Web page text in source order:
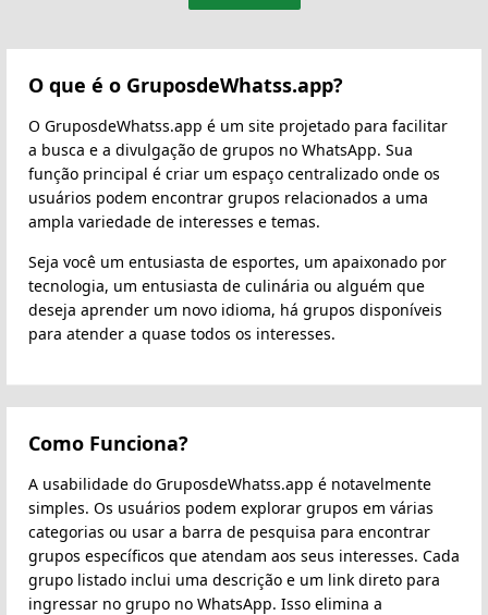
O que é o GruposdeWhatss.app?
O GruposdeWhatss.app é um site projetado para facilitar
a busca e a divulgação de grupos no WhatsApp. Sua
função principal é criar um espaço centralizado onde os
usuários podem encontrar grupos relacionados a uma
ampla variedade de interesses e temas.
Seja você um entusiasta de esportes, um apaixonado por
tecnologia, um entusiasta de culinária ou alguém que
deseja aprender um novo idioma, há grupos disponíveis
para atender a quase todos os interesses.
Como Funciona?
A usabilidade do GruposdeWhatss.app é notavelmente
simples. Os usuários podem explorar grupos em várias
categorias ou usar a barra de pesquisa para encontrar
grupos específicos que atendam aos seus interesses. Cada
grupo listado inclui uma descrição e um link direto para
ingressar no grupo no WhatsApp. Isso elimina a